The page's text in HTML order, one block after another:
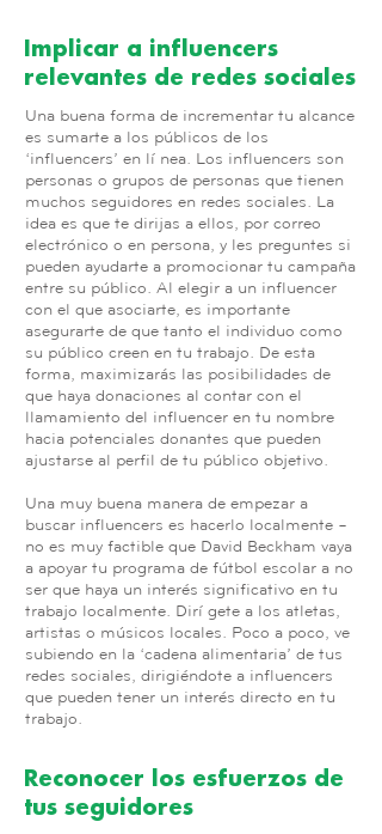
Implicar a influencers
relevantes de redes sociales
Una buena forma de incrementar tu alcance
es sumarte a los públicos de los
‘influencers’ en línea. Los influencers son
personas o grupos de personas que tienen
muchos seguidores en redes sociales. La
idea es que te dirijas a ellos, por correo
electrónico o en persona, y les preguntes si
pueden ayudarte a promocionar tu campaña
entre su público. Al elegir a un influencer
con el que asociarte, es importante
asegurarte de que tanto el individuo como
su público creen en tu trabajo. De esta
forma, maximizarás las posibilidades de
que haya donaciones al contar con el
llamamiento del influencer en tu nombre
hacia potenciales donantes que pueden
ajustarse al perfil de tu público objetivo.
Una muy buena manera de empezar a
buscar influencers es hacerlo localmente –
no es muy factible que David Beckham vaya
a apoyar tu programa de fútbol escolar a no
ser que haya un interés significativo en tu
trabajo localmente. Dirígete a los atletas,
artistas o músicos locales. Poco a poco, ve
subiendo en la ‘cadena alimentaria’ de tus
redes sociales, dirigiéndote a influencers
que pueden tener un interés directo en tu
trabajo.
Reconocer los esfuerzos de
tus seguidores